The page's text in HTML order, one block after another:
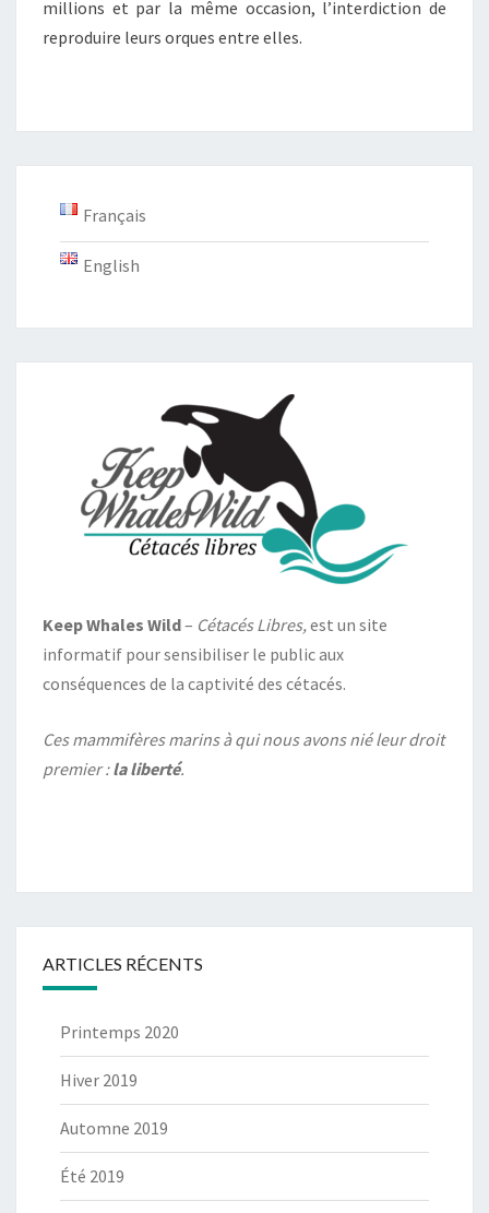
millions et par la même occasion, l’interdiction de
reproduire leurs orques entre elles.
Français
English
Keep Whales Wild– Cétacés Libres,est un site
informatif pour sensibiliser le public aux
conséquences de la captivité des cétacés.
Ces mammifères marins à qui nous avons nié leur droit
premier :la liberté.
ARTICLES RÉCENTS
Printemps 2020
Hiver 2019
Automne 2019
Été 2019